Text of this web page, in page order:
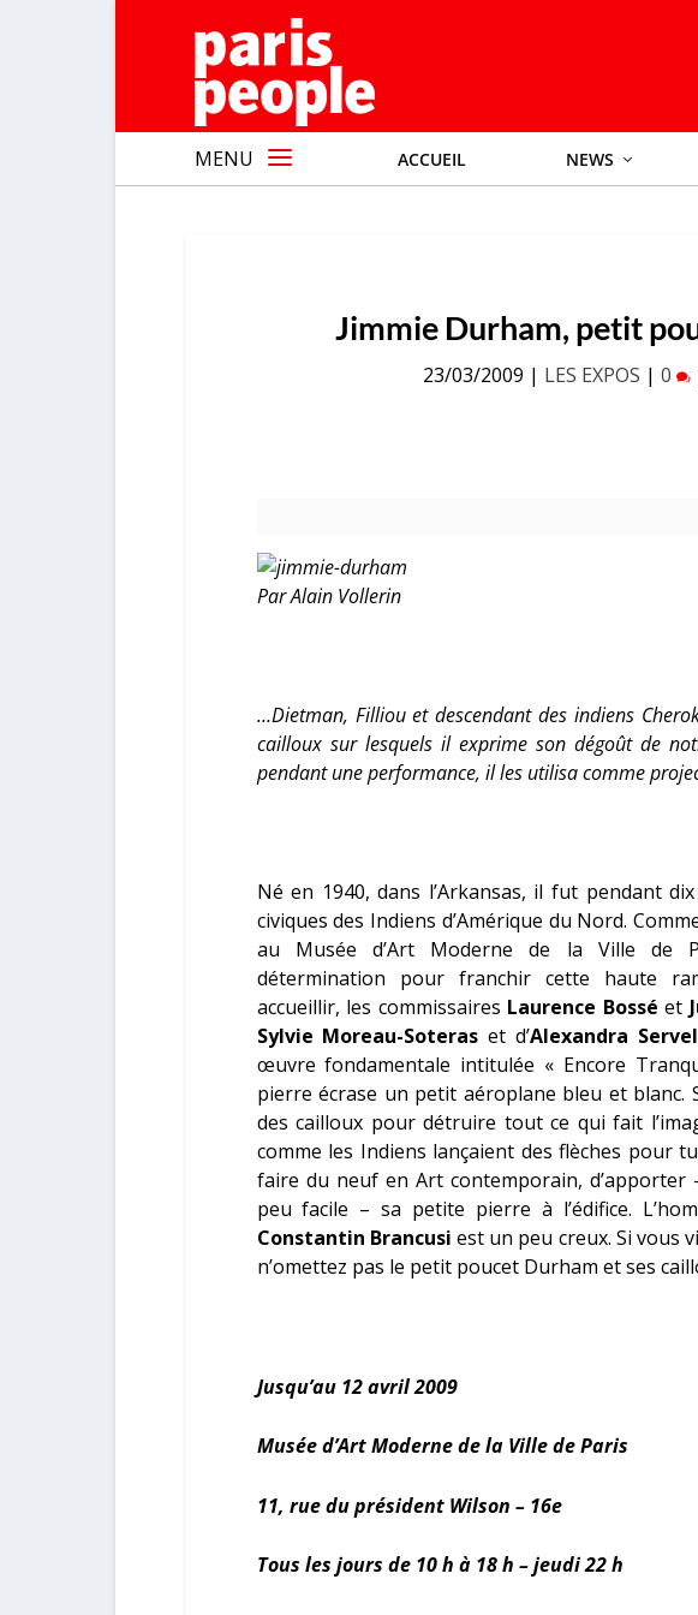
MENU ACCUEIL NEWS
Jimmie Durham, petit
23/03/2009 | LES EXPOS |0
Par Alain Vollerin
…Dietman, Filliou et descendant des indiens
cailloux sur lesquels il exprime son dégoût de
pendant une performance, il les utilisa comme
Né en 1940, dans l’Arkansas, il fut pendant
civiques des Indiens d’Amérique du Nord.
au Musée d’Art Moderne de la Ville de
détermination pour franchir cette haute
accueillir, les commissaires Laurence Bossé et
Sylvie Moreau-Soteras et d’Alexandra Servel
œuvre fondamentale intitulée « Encore
pierre écrase un petit aéroplane bleu et blanc.
des cailloux pour détruire tout ce qui fait
comme les Indiens lançaient des flèches pour
faire du neuf en Art contemporain, d’apporter
peu facile – sa petite pierre à l’édifice.
Constantin Brancusi est un peu creux. Si vous
n’omettez pas le petit poucet Durham et ses
Jusqu’au 12 avril 2009
Musée d’Art Moderne de la Ville de Paris
11, rue du président Wilson – 16e
Tous les jours de 10 h à 18 h – jeudi 22 h